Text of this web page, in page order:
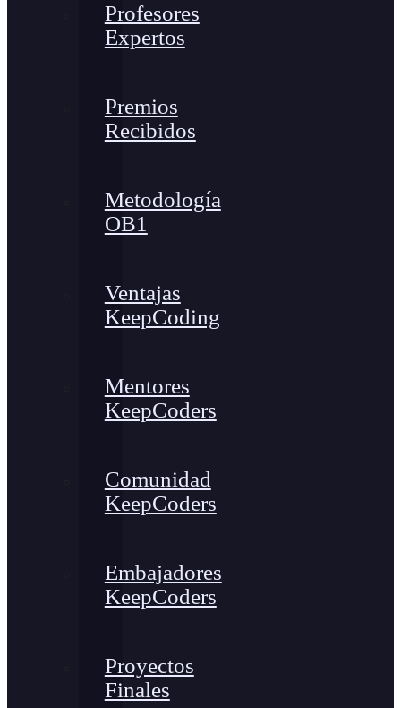
Profesores
Expertos
Premios
Recibidos
Metodología
OB1
Ventajas
KeepCoding
Mentores
KeepCoders
Comunidad
KeepCoders
Embajadores
KeepCoders
Proyectos
Finales